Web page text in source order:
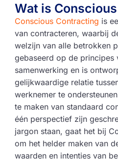
Wat is
Conscious Contracting is
van contracteren, waarbij
welzijn van alle betrokken
gebaseerd op de principes
samenwerking en is
gelijkwaardige relatie
werknemer te
te maken van standaard
één perspectief zijn
jargon staan, gaat het bij
om het helder maken van
waarden en intenties van